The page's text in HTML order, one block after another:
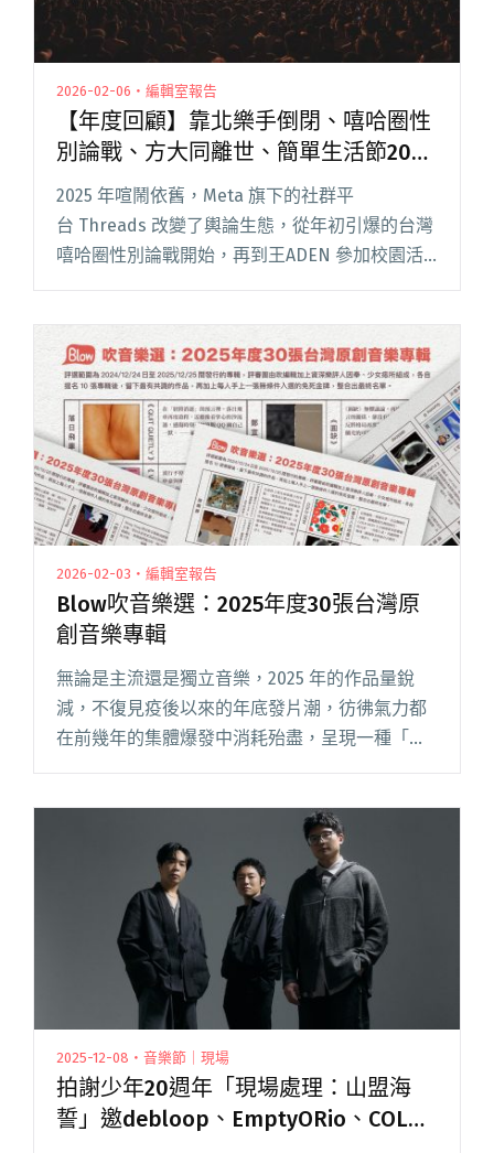
2026-02-06・編輯室報告
【年度回顧】靠北樂手倒閉、嘻哈圈性
別論戰、方大同離世、簡單生活節20週
年⋯⋯2025年度台灣音樂事件簿
2025 年喧鬧依舊，Meta 旗下的社群平
台 Threads 改變了輿論生態，從年初引爆的台灣
嘻哈圈性別論戰開始，再到王ADEN 參加校園活
動引起的「大跳事件」，可見 Threads 不僅成為
被聽閱讀全文 "【年度回顧】靠北樂手倒閉、嘻
哈圈性別論戰、方大同離世、簡單生活節20週
年⋯⋯2025年度台灣音樂事件簿"
2026-02-03・編輯室報告
Blow吹音樂選：2025年度30張台灣原
創音樂專輯
無論是主流還是獨立音樂，2025 年的作品量銳
減，不復見疫後以來的年底發片潮，彷彿氣力都
在前幾年的集體爆發中消耗殆盡，呈現一種「安
靜離職」的錯覺。如此氛圍，也意外地與落日飛
後的動物式感傷閱讀全文 "Blow吹音樂選：2025
年度30張台灣原創音樂專輯"
2025-12-08・音樂節｜現場
拍謝少年20週年「現場處理：山盟海
誓」邀debloop、EmptyORio、COLD